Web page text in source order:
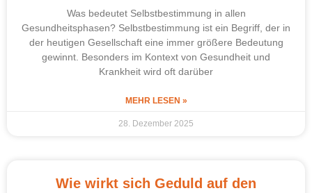
Was bedeutet Selbstbestimmung in allen
Gesundheitsphasen? Selbstbestimmung ist ein Begriff, der in
der heutigen Gesellschaft eine immer größere Bedeutung
gewinnt. Besonders im Kontext von Gesundheit und
Krankheit wird oft darüber
MEHR LESEN »
28. Dezember 2025
Wie wirkt sich Geduld auf den